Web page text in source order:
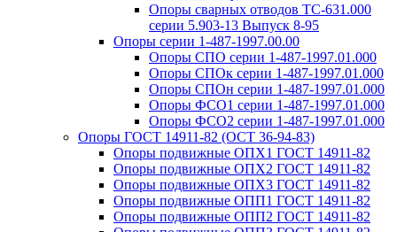
Опоры сварных отводов ТС-631.000
серии 5.903-13 Выпуск 8-95
Опоры серии 1-487-1997.00.00
Опоры СПО серии 1-487-1997.01.000
Опоры СПОк серии 1-487-1997.01.000
Опоры СПОн серии 1-487-1997.01.000
Опоры ФСО1 серии 1-487-1997.01.000
Опоры ФСО2 серии 1-487-1997.01.000
Опоры ГОСТ 14911-82 (ОСТ 36-94-83)
Опоры подвижные ОПХ1 ГОСТ 14911-82
Опоры подвижные ОПХ2 ГОСТ 14911-82
Опоры подвижные ОПХ3 ГОСТ 14911-82
Опоры подвижные ОПП1 ГОСТ 14911-82
Опоры подвижные ОПП2 ГОСТ 14911-82